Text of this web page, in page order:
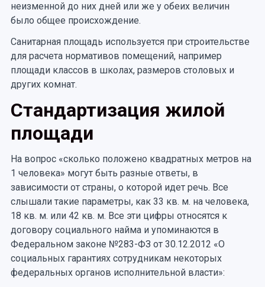
неизменной до них дней или же у обеих величин
было общее происхождение.
Санитарная площадь используется при строительстве
для расчета нормативов помещений, например
площади классов в школах, размеров столовых и
других комнат.
Стандартизация жилой
площади
На вопрос «сколько положено квадратных метров на
1 человека» могут быть разные ответы, в
зависимости от страны, о которой идет речь. Все
слышали такие параметры, как 33 кв. м. на человека,
18 кв. м. или 42 кв. м. Все эти цифры относятся к
договору социального найма и упоминаются в
Федеральном законе №283-ФЗ от 30.12.2012 «О
социальных гарантиях сотрудникам некоторых
федеральных органов исполнительной власти»: